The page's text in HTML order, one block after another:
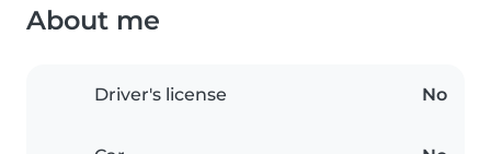
About me
Driver's license No